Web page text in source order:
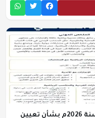
قرار رئيس مجلس الوزراء رقم (66) لسنة 2026م بشأن تعيين